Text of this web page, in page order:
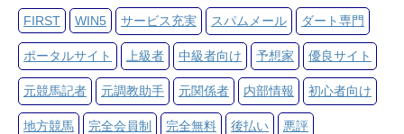
FIRST WIN5 サービス充実 スパムメール ダート専門
ポータルサイト 上級者 中級者向け 予想家 優良サイト
元競馬記者 元調教助手 元関係者 内部情報 初心者向け
地方競馬 完全会員制 完全無料 後払い 悪評